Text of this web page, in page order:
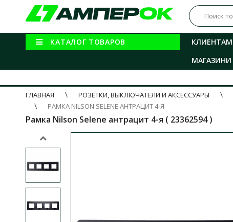
КАТАЛОГ ТОВАРОВ КЛИЕНТАМ
МАГАЗИНИ
ГЛАВНАЯ
РОЗЕТКИ, ВЫКЛЮЧАТЕЛИ И АКСЕССУАРЫ
РАМКА NILSON SELENE АНТРАЦИТ 4-Я
Рамка Nilson Selene антрацит 4-я ( 23362594 )